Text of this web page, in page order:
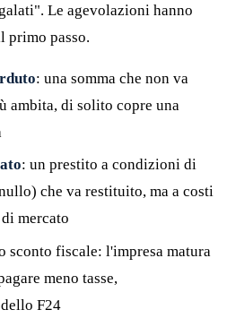
Le agevolazioni hanno
primo passo.
: una somma che non va
ambita, di solito copre una
: un prestito a condizioni di
che va restituito, ma a costi
mercato
sconto fiscale: l'impresa matura
meno tasse,
F24